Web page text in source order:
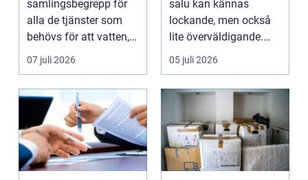
samlingsbegrepp för
alla de tjänster som
behövs för att vatten,
värme och avlopp ...
07 juli 2026
salu kan kännas
lockande, men också
lite överväldigande.
Utbudet är stor...
05 juli 2026